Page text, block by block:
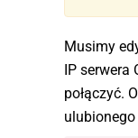
Musimy
IP
połączyć.